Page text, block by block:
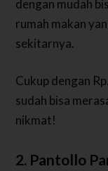
dengan mudah
rumah makan
sekitarnya.
Cukup dengan
sudah bisa
nikmat!
2. Pantollo